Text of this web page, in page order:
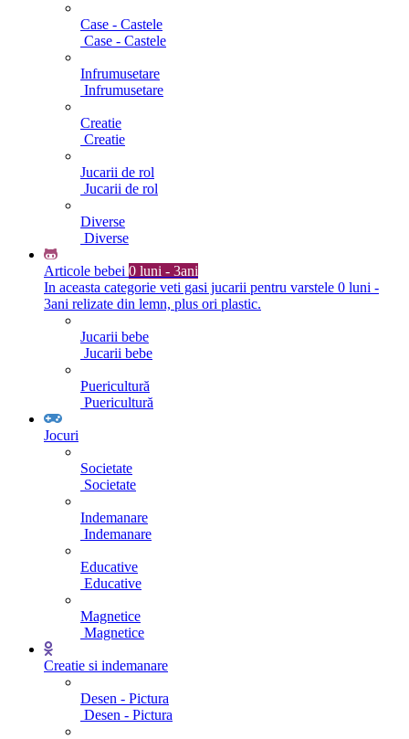
Case - Castele
Case - Castele
Infrumusetare
Infrumusetare
Creatie
Creatie
Jucarii de rol
Jucarii de rol
Diverse
Diverse
Articole bebei 0 luni - 3ani
In aceasta categorie veti gasi jucarii pentru varstele 0 luni -
3ani relizate din lemn, plus ori plastic.
Jucarii bebe
Jucarii bebe
Puericultură
Puericultură
Jocuri
Societate
Societate
Indemanare
Indemanare
Educative
Educative
Magnetice
Magnetice
Creatie si indemanare
Desen - Pictura
Desen - Pictura